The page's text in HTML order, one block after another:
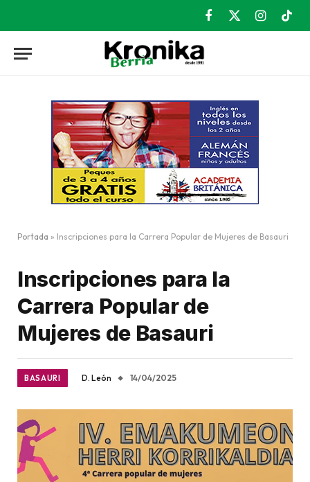
Facebook
X
Instagram
Portada » Inscripciones para la Carrera Popular de Mujeres de Basauri
Inscripciones para la
Carrera Popular de
Mujeres de Basauri
BASAURI D. León 14/04/2025